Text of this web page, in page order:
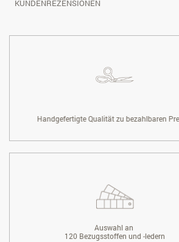
KUNDENREZENSIONEN
Handgefertigte Qualität zu bezahlbaren
Auswahl an
120 Bezugsstoffen und -ledern